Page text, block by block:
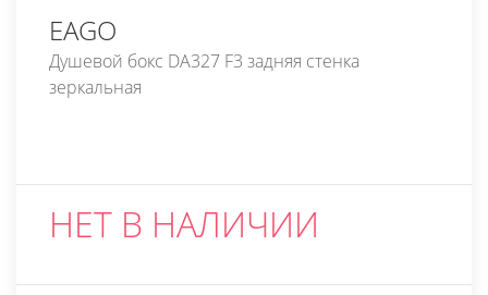
EAGO
Душевой бокс DA327 F3 задняя стенка
зеркальная
НЕТ В НАЛИЧИИ